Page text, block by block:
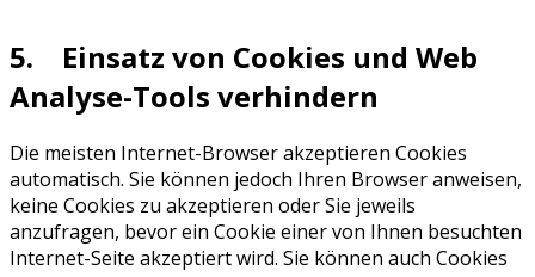
5. Einsatz von Cookies und Web
Analyse-Tools verhindern
Die meisten Internet-Browser akzeptieren Cookies
automatisch. Sie können jedoch Ihren Browser anweisen,
keine Cookies zu akzeptieren oder Sie jeweils
anzufragen, bevor ein Cookie einer von Ihnen besuchten
Internet-Seite akzeptiert wird. Sie können auch Cookies